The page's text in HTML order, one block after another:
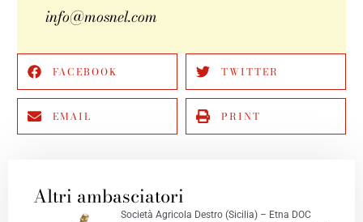
info@mosnel.com
FACEBOOK TWITTER
EMAIL PRINT
Altri ambasciatori
Società Agricola Destro (Sicilia) – Etna DOC